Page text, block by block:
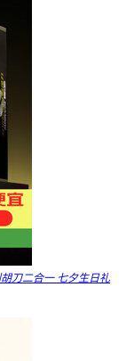
刀二合一 七夕生日礼